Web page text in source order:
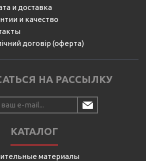
и доставка
и качество
договір (оферта)
НА РАССЫЛКУ
КАТАЛОГ
материалы